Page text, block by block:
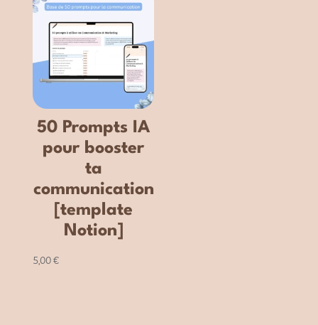
50 Prompts IA
pour booster
ta
communication
[template
Notion]
5,00€